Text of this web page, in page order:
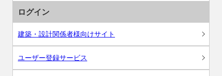
ログイン
建築・設計関係者様向けサイト
ユーザー登録サービス